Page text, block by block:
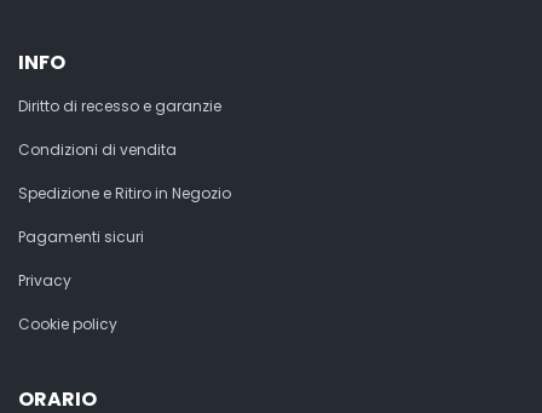
INFO
Diritto di recesso e garanzie
Condizioni di vendita
Spedizione e Ritiro in Negozio
Pagamenti sicuri
Privacy
Cookie policy
ORARIO